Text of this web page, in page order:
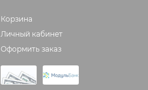
Корзина
Личный кабинет
Оформить заказ